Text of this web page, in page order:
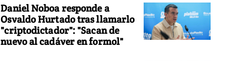
Daniel Noboa responde a
Osvaldo Hurtado tras llamarlo
"criptodictador": "Sacan de
nuevo al cadáver en formol"